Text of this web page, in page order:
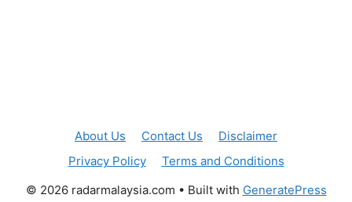
About Us Contact Us
Disclaimer
Privacy Policy
Terms and Conditions
© 2026 radarmalaysia.com • Built with GeneratePress